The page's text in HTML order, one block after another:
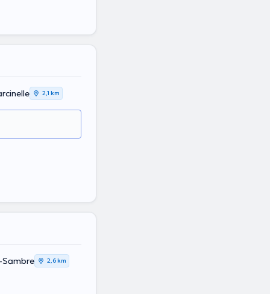
2,1 km
Sambre 2,6 km